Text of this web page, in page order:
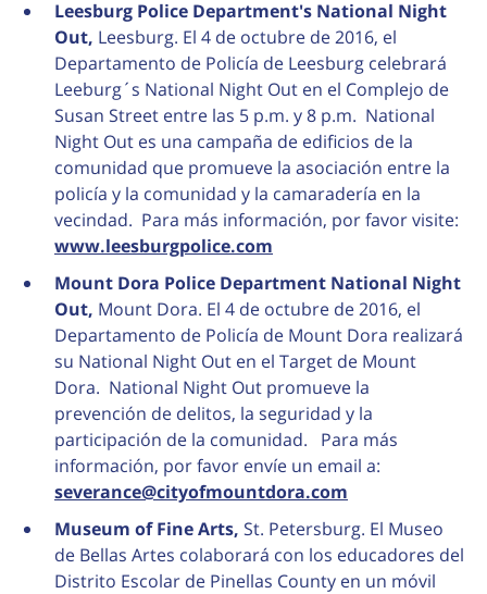
Leesburg Police Department's National Night
Out, Leesburg. El 4 de octubre de 2016, el
Departamento de Policía de Leesburg celebrará
Leeburg´s National Night Out en el Complejo de
Susan Street entre las 5 p.m. y 8 p.m. National
Night Out es una campaña de edificios de la
comunidad que promueve la asociación entre la
policía y la comunidad y la camaradería en la
vecindad. Para más información, por favor visite:
www.leesburgpolice.com
Mount Dora Police Department National Night
Out, Mount Dora. El 4 de octubre de 2016, el
Departamento de Policía de Mount Dora realizará
su National Night Out en el Target de Mount
Dora. National Night Out promueve la
prevención de delitos, la seguridad y la
participación de la comunidad. Para más
información, por favor envíe un email a:
severance@cityofmountdora.com
Museum of Fine Arts, St. Petersburg. El Museo
de Bellas Artes colaborará con los educadores del
Distrito Escolar de Pinellas County en un móvil